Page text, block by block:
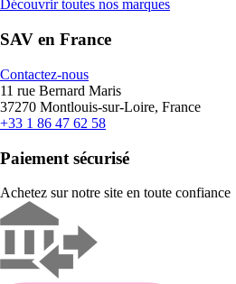
Découvrir toutes nos marques
SAV en France
Contactez-nous
11 rue Bernard Maris
37270 Montlouis-sur-Loire, France
+33 1 86 47 62 58
Paiement sécurisé
Achetez sur notre site en toute confiance